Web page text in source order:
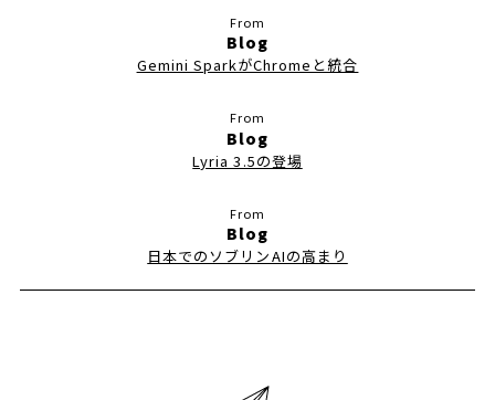
Blog
Gemini SparkがChromeと統合
Blog
Lyria 3.5の登場
Blog
日本でのソブリンAIの高まり